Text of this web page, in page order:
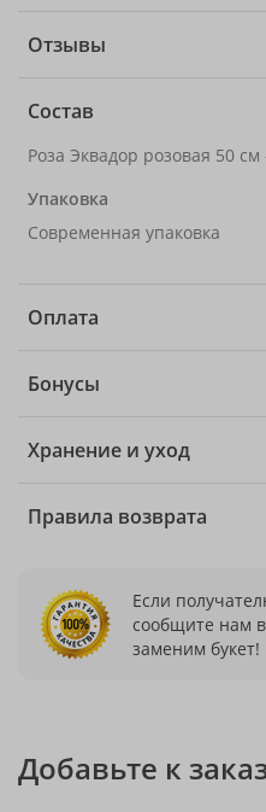
Отзывы
Состав
Роза Эквадор розовая 50 см
Упаковка
Современная упаковка
Оплата
Бонусы
Хранение и уход
Правила возврата
Если
сообщите нам
заменим букет!
Добавьте к